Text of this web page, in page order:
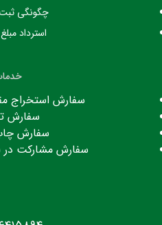
چگونگی
استرداد
سفارش استخراج
سفارش
سفارش
سفارش مشارکت در